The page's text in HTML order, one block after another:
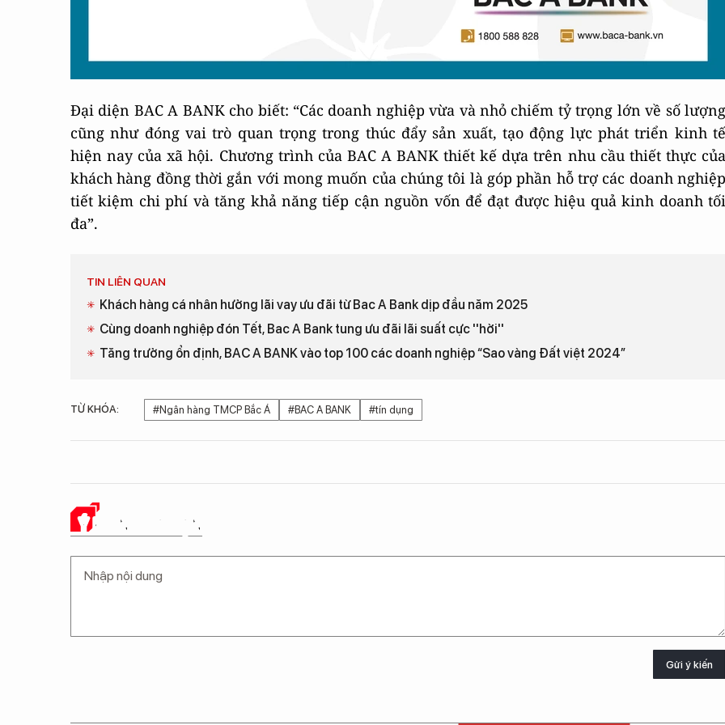
Đại diện BAC A BANK cho biết: “Các doanh nghiệp vừa và nhỏ chiếm tỷ trọng lớn về số lượng
cũng như đóng vai trò quan trọng trong thúc đẩy sản xuất, tạo động lực phát triển kinh tế
hiện nay của xã hội. Chương trình của BAC A BANK thiết kế dựa trên nhu cầu thiết thực của
khách hàng đồng thời gắn với mong muốn của chúng tôi là góp phần hỗ trợ các doanh nghiệp
tiết kiệm chi phí và tăng khả năng tiếp cận nguồn vốn để đạt được hiệu quả kinh doanh tối
đa”.
TIN LIÊN QUAN
Khách hàng cá nhân hưởng lãi vay ưu đãi từ Bac A Bank dịp đầu năm 2025
Cùng doanh nghiệp đón Tết, Bac A Bank tung ưu đãi lãi suất cực ''hời''
Tăng trưởng ổn định, BAC A BANK vào top 100 các doanh nghiệp “Sao vàng Đất việt 2024”
TỪ KHÓA: #Ngân hàng TMCP Bắc Á #BAC A BANK #tín dụng
Ý KIẾN CỦA BẠN
Gửi ý kiến